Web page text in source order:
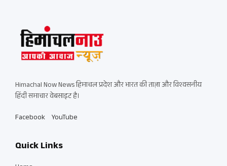
Himachal Now News हिमाचल प्रदेश और भारत की ताज़ा और विश्वसनीय
हिंदी समाचार वेबसाइट है।
Facebook YouTube
Quick Links